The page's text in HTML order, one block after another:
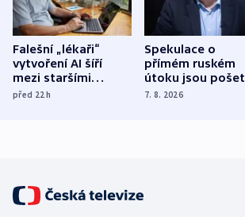
Falešní „lékaři“
vytvoření AI šíří
mezi staršími
Poláky nebezpečné
před 22h
Spekulace o
přímém ruském
útoku jsou
míní estonský
7. 8. 2026